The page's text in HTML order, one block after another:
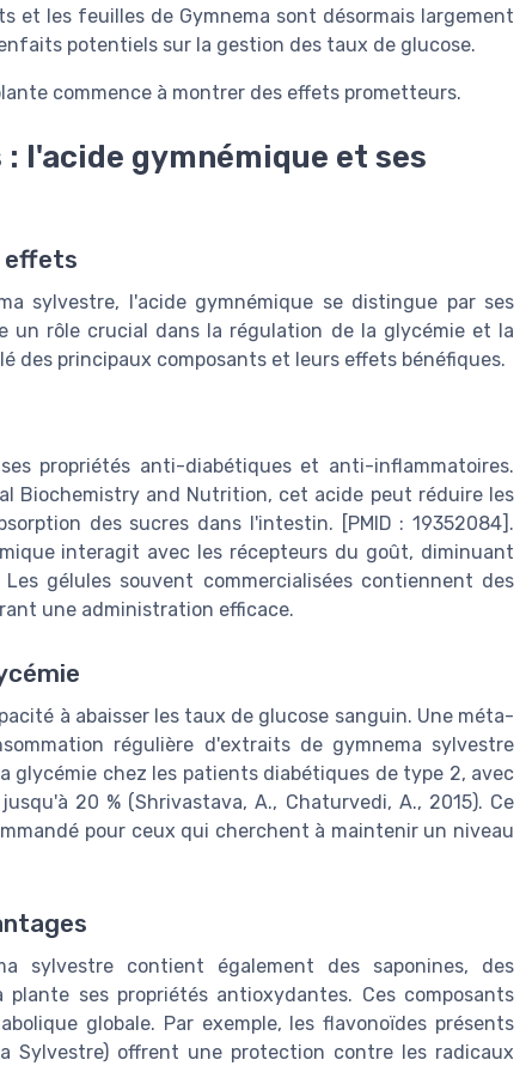
et les feuilles de Gymnema sont désormais largement
potentiels sur la gestion des taux de glucose.
commence à montrer des effets prometteurs.
l'acide gymnémique et ses
effets
sylvestre, l'acide gymnémique se distingue par ses
un rôle crucial dans la régulation de la glycémie et la
des principaux composants et leurs effets bénéfiques.
propriétés anti-diabétiques et anti-inflammatoires.
Biochemistry and Nutrition, cet acide peut réduire les
des sucres dans l'intestin. [PMID : 19352084].
interagit avec les récepteurs du goût, diminuant
gélules souvent commercialisées contiennent des
une administration efficace.
à abaisser les taux de glucose sanguin. Une méta-
régulière d'extraits de gymnema sylvestre
chez les patients diabétiques de type 2, avec
20 % (Shrivastava, A., Chaturvedi, A., 2015). Ce
pour ceux qui cherchent à maintenir un niveau
sylvestre contient également des saponines, des
ses propriétés antioxydantes. Ces composants
globale. Par exemple, les flavonoïdes présents
Sylvestre) offrent une protection contre les radicaux